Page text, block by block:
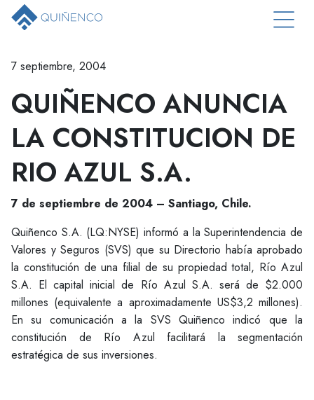
7 septiembre, 2004
QUIÑENCO ANUNCIA
LA CONSTITUCION DE
RIO AZUL S.A.
7 de septiembre de 2004 – Santiago, Chile.
Quiñenco S.A. (LQ:NYSE) informó a la Superintendencia de
Valores y Seguros (SVS) que su Directorio había aprobado
la constitución de una filial de su propiedad total, Río Azul
S.A. El capital inicial de Río Azul S.A. será de $2.000
millones (equivalente a aproximadamente US$3,2 millones).
En su comunicación a la SVS Quiñenco indicó que la
constitución de Río Azul facilitará la segmentación
estratégica de sus inversiones.